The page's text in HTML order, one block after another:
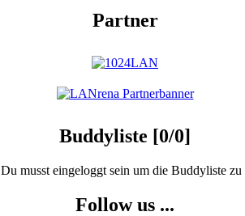
Partner
Buddyliste [0/0]
Du musst eingeloggt sein um die Buddyliste zu
Follow us ...